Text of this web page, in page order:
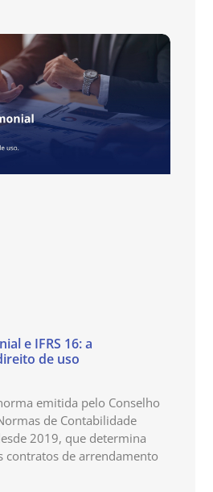
e IFRS 16: a
de uso
emitida pelo Conselho
de Contabilidade
2019, que determina
contratos de arrendamento